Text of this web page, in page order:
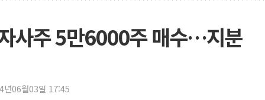
오세훈 "용산공원 주택 검토, 민주당 스스로 원칙 뒤집는
충북 주말 무더위 지속…청주·진천 35도, 곳곳 소나기
사주 5만6000주 매수…지분
년06월03일 17:45